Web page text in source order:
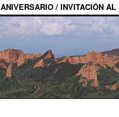
ANIVERSARIO / INVITACIÓN AL